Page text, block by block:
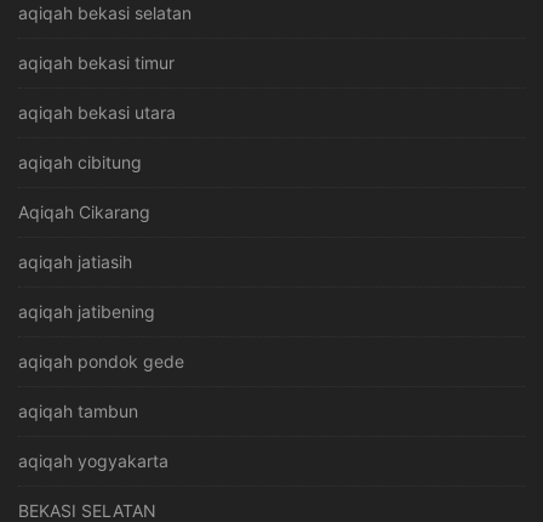
aqiqah bekasi selatan
aqiqah bekasi timur
aqiqah bekasi utara
aqiqah cibitung
Aqiqah Cikarang
aqiqah jatiasih
aqiqah jatibening
aqiqah pondok gede
aqiqah tambun
aqiqah yogyakarta
BEKASI SELATAN